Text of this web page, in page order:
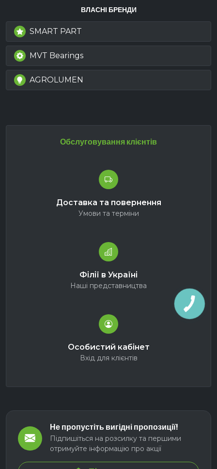
ВЛАСНІ БРЕНДИ
SMART PART
MVT Bearings
AGROLUMEN
Обслуговування клієнтів
Доставка та повернення
Умови та терміни
Філії в Україні
Наші представництва
Особистий кабінет
Вхід для клієнтів
Не пропустіть вигідні пропозиції!
Підпишіться на розсилку та першими
отримуйте інформацію про акції